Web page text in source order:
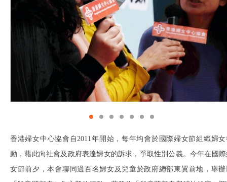
香港婦女中心協會自2011年開始，每年均會於國際婦女節組織婦女
動，藉此向社會及政府表達婦女的訴求，爭取性別公義。今年在國
女節前夕，本會聯同過百名婦女及兒童於政府總部東翼前地，舉辦